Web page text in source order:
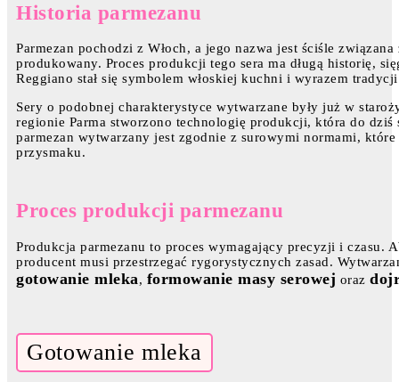
Historia parmezanu
Parmezan pochodzi z Włoch, a jego nazwa jest ściśle
produkowany. Proces produkcji tego sera ma długą historię,
Reggiano stał się symbolem włoskiej kuchni i wyrazem
Sery o podobnej charakterystyce wytwarzane były już w
regionie Parma stworzono technologię produkcji, która do
parmezan wytwarzany jest zgodnie z surowymi normami,
przysmaku.
Proces produkcji parmezanu
Produkcja parmezanu to proces wymagający precyzji i czasu.
producent musi przestrzegać rygorystycznych zasad.
gotowanie mleka, formowanie masy serowej oraz
Gotowanie mleka